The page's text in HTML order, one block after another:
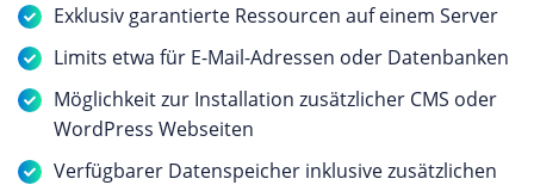
Exklusiv garantierte Ressourcen auf einem Server
Limits etwa für E-Mail-Adressen oder Datenbanken
Möglichkeit zur Installation zusätzlicher CMS oder
WordPress Webseiten
Verfügbarer Datenspeicher inklusive zusätzlichen